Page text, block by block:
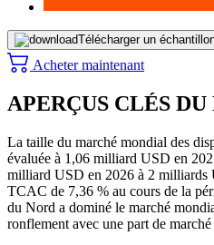
Télécharger un
Acheter maintenant
APERÇUS CLÉS
La taille du marché mondial des
évaluée à 1,06 milliard USD en
milliard USD en 2026 à 2 milliards
TCAC de 7,36 % au cours de la
du Nord a dominé le marché
ronflement avec une part de